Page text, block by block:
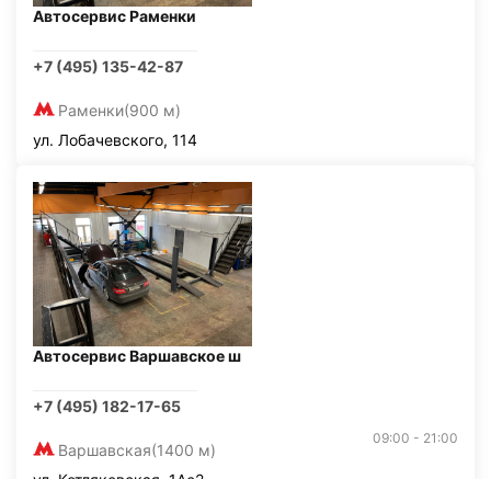
Автосервис Раменки
+7 (495) 135-42-87
Раменки(900 м)
ул. Лобачевского, 114
Автосервис Варшавское ш
+7 (495) 182-17-65
Варшавская(1400 м)
09:00 - 21:00